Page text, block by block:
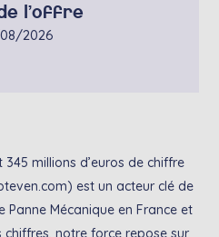
l’offre
2026
millions d’euros de chiffre
est un acteur clé de
Panne Mécanique en France et
chiffres, notre force repose sur